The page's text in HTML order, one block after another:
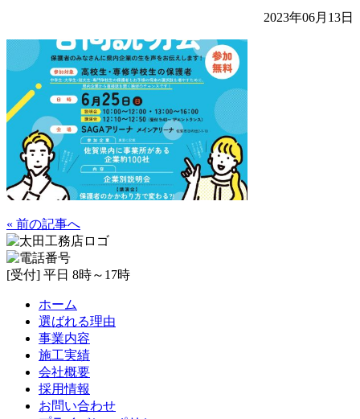
2023年06月13日
« 前の記事へ
[受付] 平日 8時～17時
ホーム
選ばれる理由
事業内容
施工実績
会社概要
採用情報
お問い合わせ